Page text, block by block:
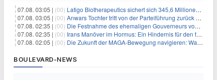
07.08. 03:05 | (00) Latigo Biotherapeutics sichert sich 345,6 Millionen Dollar in einer erhöhten IPO und ebnet den Weg für nicht-opioide Schmerztherapie
07.08. 03:05 | (00) Anwars Tochter tritt von der Parteiführung zurück und hebt politische Turbulenzen hervor
07.08. 02:35 | (00) Die Festnahme des ehemaligen Gouverneurs von Mexiko hebt die anhaltenden Herausforderungen in der Governance und im Geschäftsumfeld hervor
07.08. 02:35 | (00) Irans Manöver im Hormus: Ein Hindernis für den freien Handel und das Investorenvertrauen
07.08. 02:05 | (00) Die Zukunft der MAGA-Bewegung navigieren: Was steht für Investoren auf dem Spiel?
BOULEVARD-NEWS